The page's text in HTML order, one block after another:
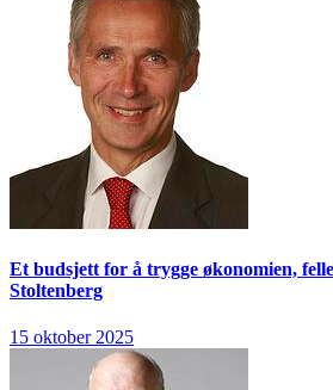
Et budsjett for å trygge økonomien,
Stoltenberg
15 oktober 2025